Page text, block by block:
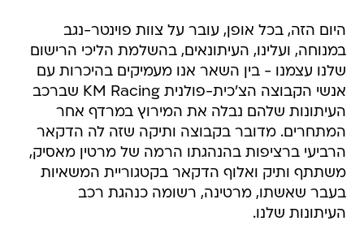
היום הזה, בכל אופן, עובר על צוות פוינטר-נגב
במנוחה, ועלינו, העיתונאים, בהשלמת הליכי הרישום
שלנו עצמנו - בין השאר אנו מעמיקים בהיכרות עם
אנשי הקבוצה הצ'כית-פולנית KM Racing שברכב
העיתונות שלהם נבלה את המירוץ במרדף אחר
המתחרים. מדובר בקבוצה ותיקה שזה לה הדקאר
הרביעי ברציפות בהנהגתו הרמה של מרטין מאסיק,
משתתף ותיק ואלוף הדקאר בקטגוריית המשאיות
בעבר שאשתו, מרטינה, רשומה כנהגת רכב
העיתונות שלנו.